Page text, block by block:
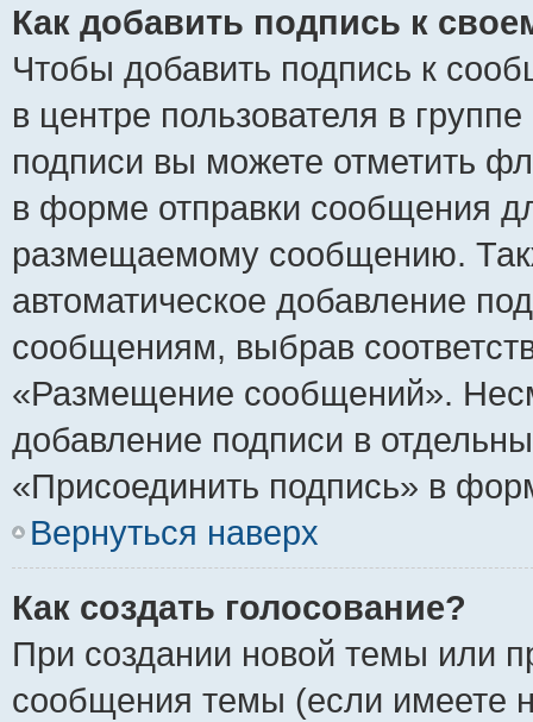
Как добавить подпись к
Чтобы добавить подпись к
в центре пользователя в
подписи вы можете отметить
в форме отправки сообщения
размещаемому сообщению.
автоматическое добавление
сообщениям, выбрав
«Размещение сообщений».
добавление подписи в
«Присоединить подпись» в
Вернуться наверх
Как создать голосование?
При создании новой темы или
сообщения темы (если имеете